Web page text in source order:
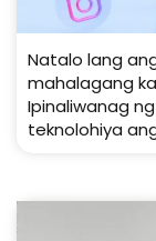
Natalo lang
mahalagang
Ipinaliwanag
teknolohiya